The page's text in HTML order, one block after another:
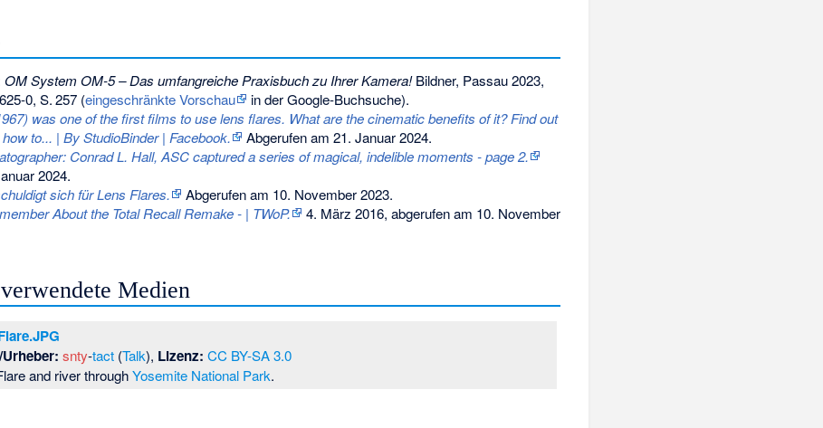
OM System OM-5 – Das umfangreiche Praxisbuch zu Ihrer Kamera!Bildner, Passau 2023,
0, S.257 (eingeschränkte Vorschau
in der Google-Buchsuche).
was one of the first films to use lens flares. What are the cinematic benefits of it? Find out
to... | By StudioBinder | Facebook.
Abgerufen am 21. Januar 2024.
Conrad L. Hall, ASC captured a series of magical, indelible moments - page 2.
2024.
sich für Lens Flares. Abgerufen am 10. November 2023.
About the Total Recall Remake - | TWoP. 4. März 2016, abgerufen am 10. November
Medien
snty-tact (Talk), Lizenz: CC BY-SA 3.0
and river throughYosemite National Park.